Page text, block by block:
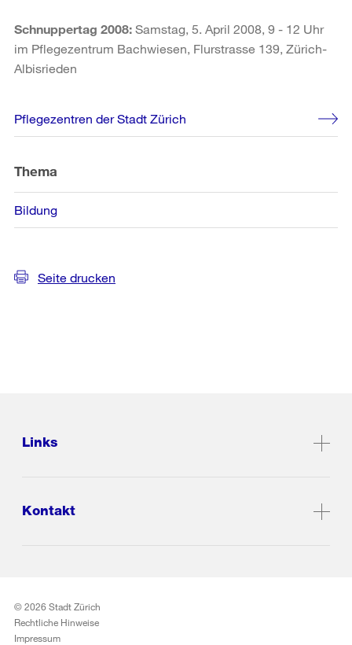
Schnuppertag 2008: Samstag, 5. April 2008, 9 - 12 Uhr
im Pflegezentrum Bachwiesen, Flurstrasse 139, Zürich-
Albisrieden
Weitere
Informationen
Pflegezentren der Stadt Zürich
Thema
Bildung
Seite drucken
Links
Kontakt
© 2026 Stadt Zürich
Rechtliche Hinweise
Impressum